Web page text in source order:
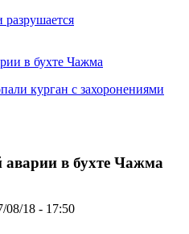
курган с захоронениями
в бухте Чажма
08/18 - 17:50